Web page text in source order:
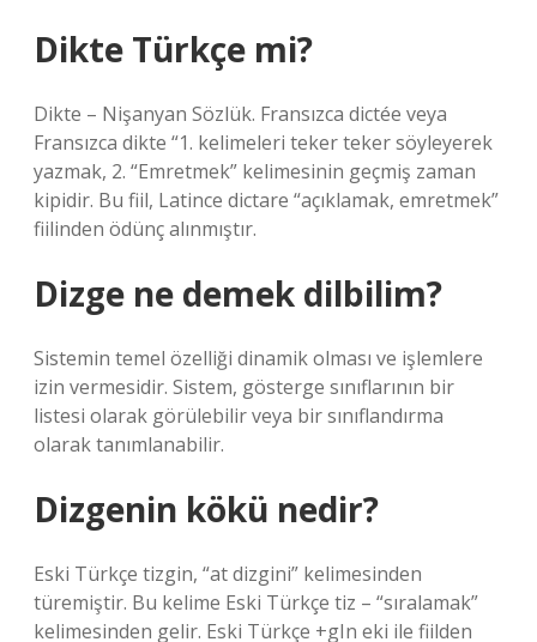
Dikte Türkçe mi?
Dikte – Nişanyan Sözlük. Fransızca dictée veya
Fransızca dikte “1. kelimeleri teker teker söyleyerek
yazmak, 2. “Emretmek” kelimesinin geçmiş zaman
kipidir. Bu fiil, Latince dictare “açıklamak, emretmek”
fiilinden ödünç alınmıştır.
Dizge ne demek dilbilim?
Sistemin temel özelliği dinamik olması ve işlemlere
izin vermesidir. Sistem, gösterge sınıflarının bir
listesi olarak görülebilir veya bir sınıflandırma
olarak tanımlanabilir.
Dizgenin kökü nedir?
Eski Türkçe tizgin, “at dizgini” kelimesinden
türemiştir. Bu kelime Eski Türkçe tiz – “sıralamak”
kelimesinden gelir. Eski Türkçe +gIn eki ile fiilden